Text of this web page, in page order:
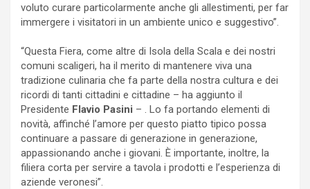
voluto curare particolarmente anche gli allestimenti, per far
immergere i visitatori in un ambiente unico e suggestivo”.
“Questa Fiera, come altre di Isola della Scala e dei nostri
comuni scaligeri, ha il merito di mantenere viva una
tradizione culinaria che fa parte della nostra cultura e dei
ricordi di tanti cittadini e cittadine – ha aggiunto il
Presidente Flavio Pasini – . Lo fa portando elementi di
novità, affinché l’amore per questo piatto tipico possa
continuare a passare di generazione in generazione,
appassionando anche i giovani. È importante, inoltre, la
filiera corta per servire a tavola i prodotti e l’esperienza di
aziende veronesi”.